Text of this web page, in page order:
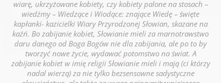
wiarę, ukrzyżowane kobiety, czy kobiety palone na stosach –
wiedźmy – Wiedzące i Wiodące: znające Wiedę – święte
kapłanki- kazicielki Wiary Przyrodzonej Słowian, skazane na
kaźń. Bo zabijanie kobiet, Słowianie mieli za marnotrawstwo
daru danego od Boga Bogów nie dla zabijania, ale po to by
tworzyć nowe życie, wydawać potomstwo na świat. A
zabijanie kobiet w imię religii Słowianie mieli i mają (ci którzy
nadal wierzą) za nie tylko bezsensowne sadystyczne